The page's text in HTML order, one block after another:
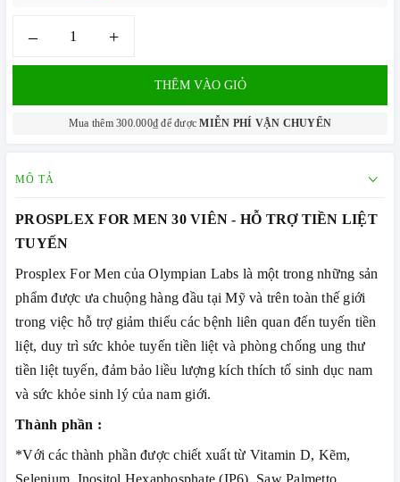
– +
THÊM VÀO GIỎ
Mua thêm 300.000₫ để đượcMIỄN PHÍ VẬN CHUYỂN
MÔ TẢ
PROSPLEX FOR MEN 30 VIÊN - HỖ TRỢ TIỀN LIỆT
TUYẾN
Prosplex For Men của Olympian Labs là một trong những sản
phẩm được ưa chuộng hàng đầu tại Mỹ và trên toàn thế giới
trong việc hỗ trợ giảm thiểu các bệnh liên quan đến tuyến tiền
liệt, duy trì sức khỏe tuyến tiền liệt và phòng chống ung thư
tiền liệt tuyến, đảm bảo liều lượng kích thích tố sinh dục nam
và sức khỏe sinh lý của nam giới.
Thành phần :
*Với các thành phần được chiết xuất từ Vitamin D, Kẽm,
Selenium, Inositol Hexaphosphate (IP6), Saw Palmetto